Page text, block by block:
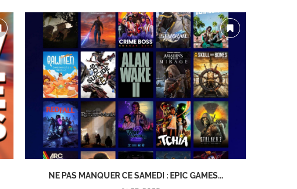
NE PAS MANQUER CE SAMEDI : EPIC GAMES...